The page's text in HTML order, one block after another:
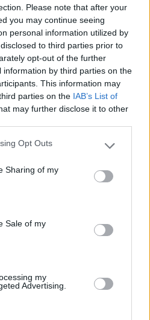
Please note that after your
you may continue seeing
personal information utilized by
to third parties prior to
opt-out of the further
by third parties on the
This information may
parties on the IAB’s List of
may further disclose it to other
app uses one or more Google
behaviour. You may click to
and its third-party tags to
purposes in below Google
Opt Outs
Sharing of my
Sale of my
my
Advertising.
di Moro
10
Mozza), agricampeggio con